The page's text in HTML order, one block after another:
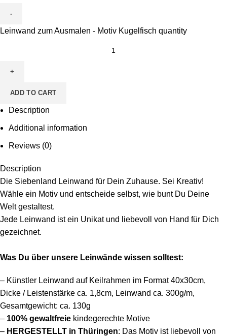
Leinwand zum Ausmalen - Motiv Kugelfisch quantity
ADD TO CART
Description
Additional information
Reviews (0)
Description
Die Siebenland Leinwand für Dein Zuhause. Sei Kreativ!
Wähle ein Motiv und entscheide selbst, wie bunt Du Deine
Welt gestaltest.
Jede Leinwand ist ein Unikat und liebevoll von Hand für Dich
gezeichnet.
Was Du über unsere Leinwände wissen solltest:
– Künstler Leinwand auf Keilrahmen im Format 40x30cm,
Dicke / Leistenstärke ca. 1,8cm, Leinwand ca. 300g/m,
Gesamtgewicht: ca. 130g
– 100% gewaltfreie kindegerechte Motive
– HERGESTELLT in Thüringen: Das Motiv ist liebevoll von